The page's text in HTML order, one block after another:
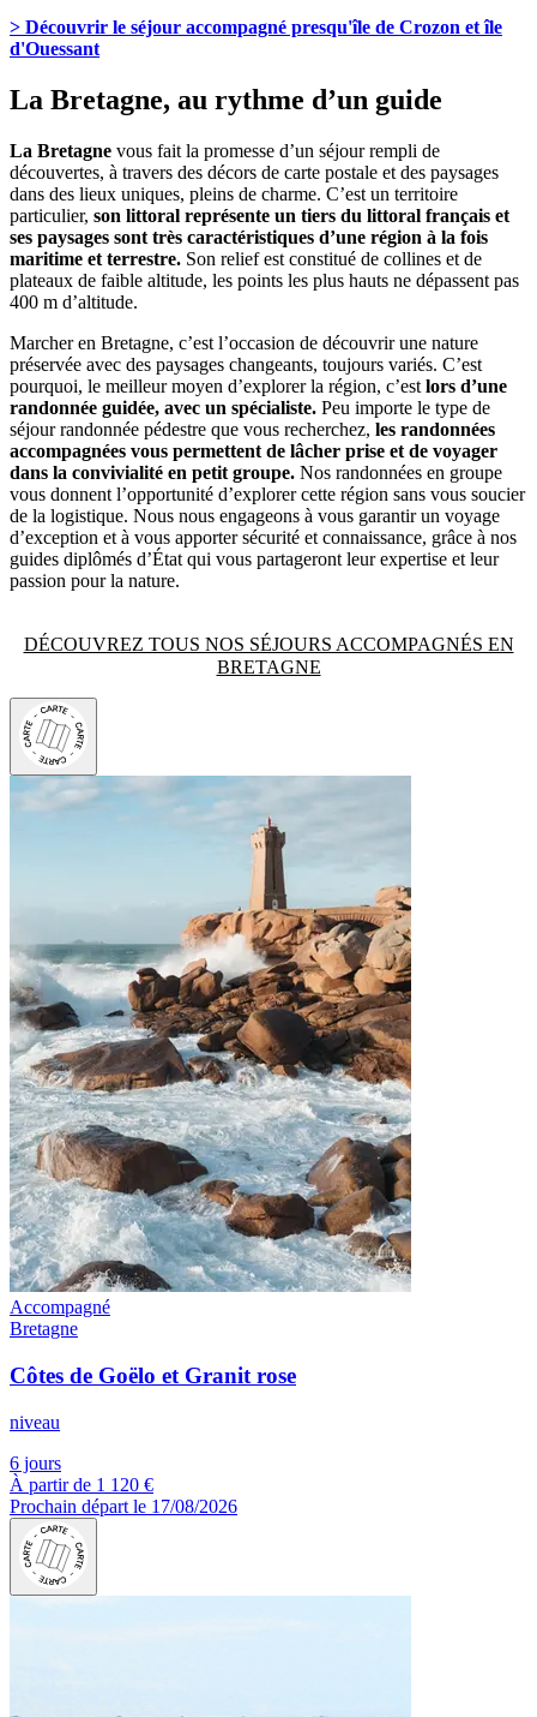
> Découvrir le séjour accompagné presqu'île de Crozon et île
d'Ouessant
La Bretagne, au rythme d’un guide
La Bretagne vous fait la promesse d’un séjour rempli de
découvertes, à travers des décors de carte postale et des paysages
dans des lieux uniques, pleins de charme. C’est un territoire
particulier, son littoral représente un tiers du littoral français et
ses paysages sont très caractéristiques d’une région à la fois
maritime et terrestre. Son relief est constitué de collines et de
plateaux de faible altitude, les points les plus hauts ne dépassent pas
400 m d’altitude.
Marcher en Bretagne, c’est l’occasion de découvrir une nature
préservée avec des paysages changeants, toujours variés. C’est
pourquoi, le meilleur moyen d’explorer la région, c’est lors d’une
randonnée guidée, avec un spécialiste. Peu importe le type de
séjour randonnée pédestre que vous recherchez, les randonnées
accompagnées vous permettent de lâcher prise et de voyager
dans la convivialité en petit groupe. Nos randonnées en groupe
vous donnent l’opportunité d’explorer cette région sans vous soucier
de la logistique. Nous nous engageons à vous garantir un voyage
d’exception et à vous apporter sécurité et connaissance, grâce à nos
guides diplômés d’État qui vous partageront leur expertise et leur
passion pour la nature.
DÉCOUVREZ TOUS NOS SÉJOURS ACCOMPAGNÉS EN
BRETAGNE
Accompagné
Bretagne
Côtes de Goëlo et Granit rose
niveau
6 jours
À partir de 1 120 €
Prochain départ le 17/08/2026